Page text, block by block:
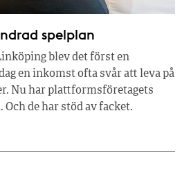
spelplan
blev det först en
en inkomst ofta svår att leva på
Nu har plattformsföretagets
de har stöd av facket.